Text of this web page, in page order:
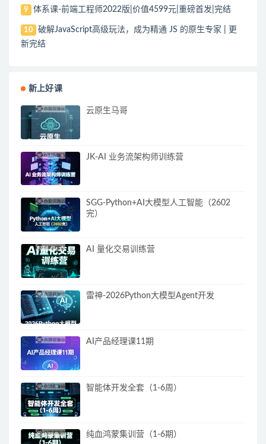
9 体系课-前端工程师2022版|价值4599元|重磅首发|完结
10
破解JavaScript高级玩法，成为精通 JS 的原生专家 | 更
新完结
新上好课
云原生马哥
JK-AI 业务流架构师训练营
SGG-Python+AI大模型人工智能（2602
完）
AI 量化交易训练营
雷神-2026Python大模型Agent开发
AI产品经理课11期
智能体开发全套（1-6周）
纯血鸿蒙集训营（1-6期）